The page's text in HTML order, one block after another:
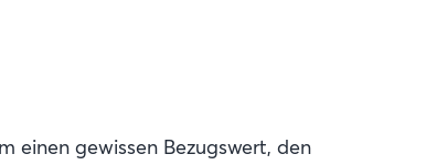
einen gewissen Bezugswert, den